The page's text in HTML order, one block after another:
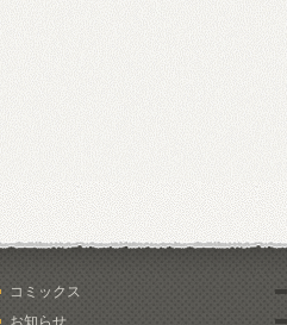
コミックス
お知らせ